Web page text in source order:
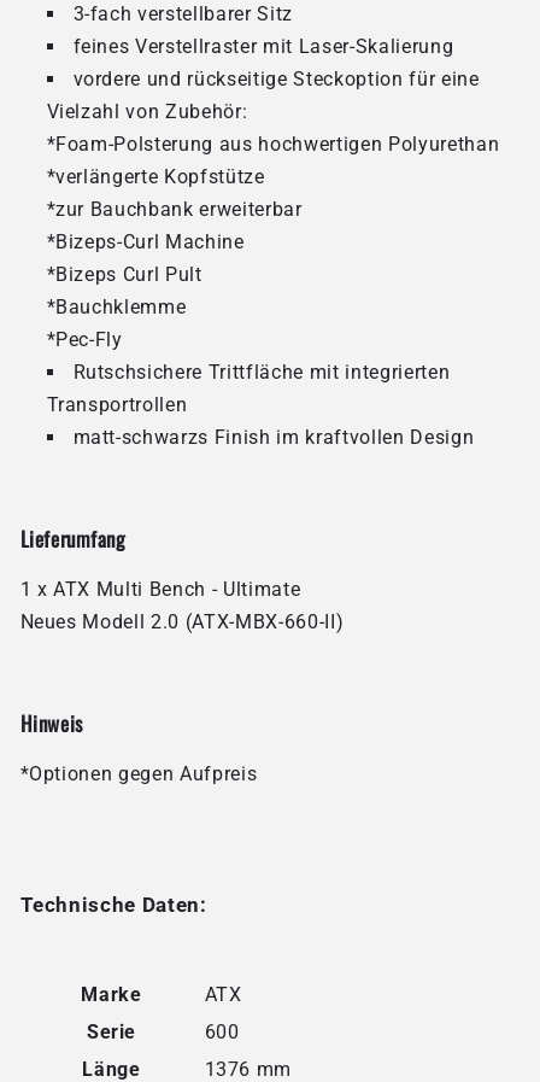
3-fach verstellbarer Sitz
feines Verstellraster mit Laser-Skalierung
vordere und rückseitige Steckoption für eine
Vielzahl von Zubehör:
*Foam-Polsterung aus hochwertigen Polyurethan
*verlängerte Kopfstütze
*zur Bauchbank erweiterbar
*Bizeps-Curl Machine
*Bizeps Curl Pult
*Bauchklemme
*Pec-Fly
Rutschsichere Trittfläche mit integrierten
Transportrollen
matt-schwarzs Finish im kraftvollen Design
Lieferumfang
1 x ATX Multi Bench - Ultimate
Neues Modell 2.0 (ATX-MBX-660-II)
Hinweis
*Optionen gegen Aufpreis
Technische Daten:
Marke
ATX
Serie
600
Länge
1376 mm